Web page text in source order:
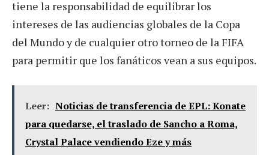
tiene la responsabilidad de equilibrar los
intereses de las audiencias globales de la Copa
del Mundo y de cualquier otro torneo de la FIFA
para permitir que los fanáticos vean a sus equipos.
Leer: Noticias de transferencia de EPL: Konate
para quedarse, el traslado de Sancho a Roma,
Crystal Palace vendiendo Eze y más